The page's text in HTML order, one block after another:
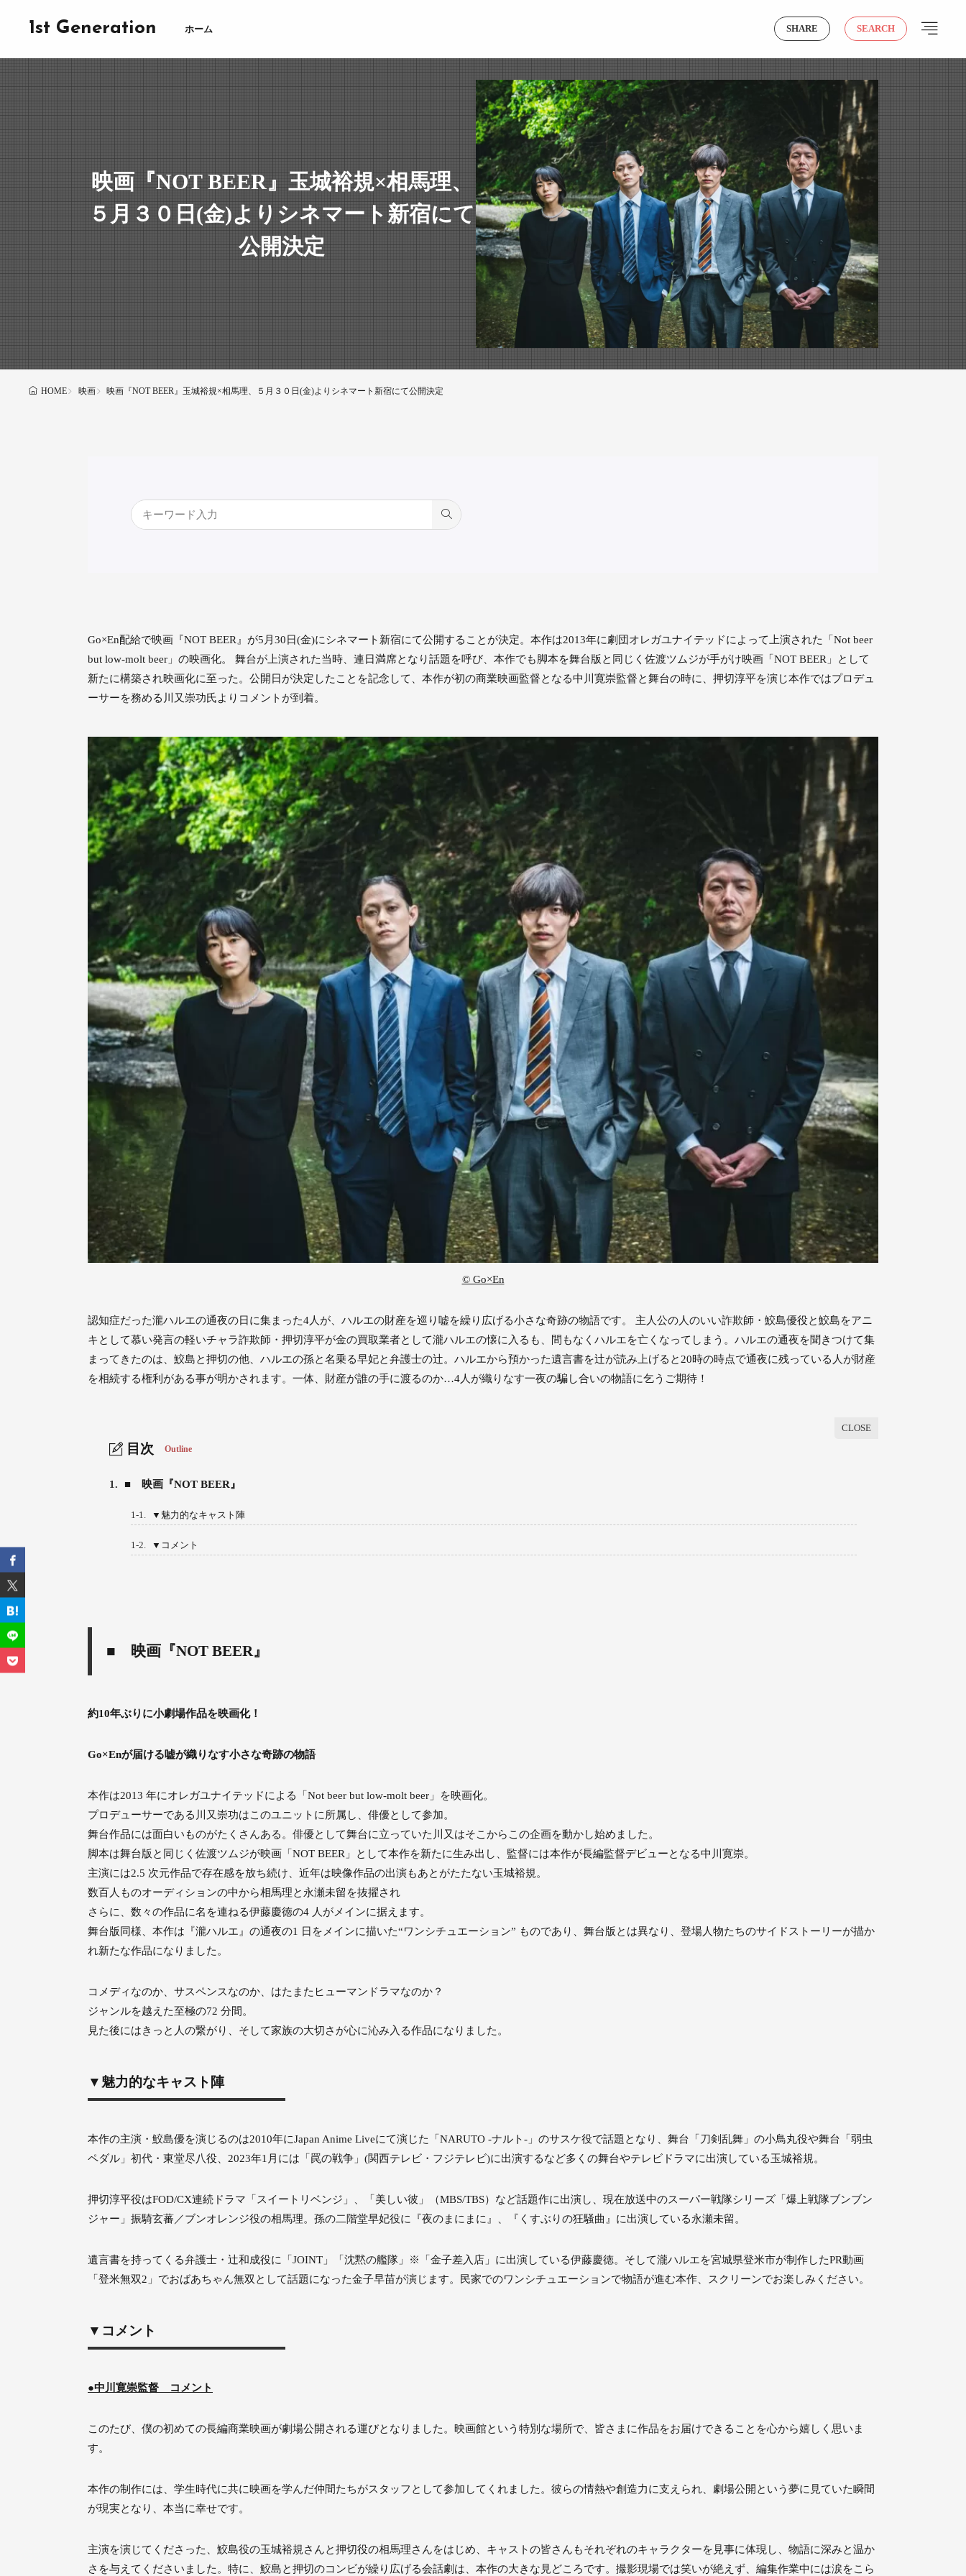
1st Generation ホーム SHARE SEARCH
映画『NOT BEER』玉城裕規×相馬理、
５月３０日(金)よりシネマート新宿にて
公開決定
HOME 映画 映画『NOT BEER』玉城裕規×相馬理、５月３０日(金)よりシネマート新宿にて公開決定
Go×En配給で映画『NOT BEER』が5月30日(金)にシネマート新宿にて公開することが決定。本作は2013年に劇団オレガユナイテッドによって上演された「Not beer
but low-molt beer」の映画化。 舞台が上演された当時、連日満席となり話題を呼び、本作でも脚本を舞台版と同じく佐渡ツムジが手がけ映画「NOT BEER」として
新たに構築され映画化に至った。公開日が決定したことを記念して、本作が初の商業映画監督となる中川寛崇監督と舞台の時に、押切淳平を演じ本作ではプロデュ
ーサーを務める川又崇功氏よりコメントが到着。
© Go×En
認知症だった瀧ハルエの通夜の日に集まった4人が、ハルエの財産を巡り嘘を繰り広げる小さな奇跡の物語です。 主人公の人のいい詐欺師・鮫島優役と鮫島をアニ
キとして慕い発言の軽いチャラ詐欺師・押切淳平が金の買取業者として瀧ハルエの懐に入るも、間もなくハルエを亡くなってしまう。ハルエの通夜を聞きつけて集
まってきたのは、鮫島と押切の他、ハルエの孫と名乗る早妃と弁護士の辻。ハルエから預かった遺言書を辻が読み上げると20時の時点で通夜に残っている人が財産
を相続する権利がある事が明かされます。一体、財産が誰の手に渡るのか…4人が織りなす一夜の騙し合いの物語に乞うご期待！
目次 Outline
1. ■ 映画『NOT BEER』
1-1. ▼魅力的なキャスト陣
1-2. ▼コメント
■ 映画『NOT BEER』
約10年ぶりに小劇場作品を映画化！
Go×Enが届ける嘘が織りなす小さな奇跡の物語
本作は2013 年にオレガユナイテッドによる「Not beer but low-molt beer」を映画化。
プロデューサーである川又崇功はこのユニットに所属し、俳優として参加。
舞台作品には面白いものがたくさんある。俳優として舞台に立っていた川又はそこからこの企画を動かし始めました。
脚本は舞台版と同じく佐渡ツムジが映画「NOT BEER」として本作を新たに生み出し、監督には本作が長編監督デビューとなる中川寛崇。
主演には2.5 次元作品で存在感を放ち続け、近年は映像作品の出演もあとがたたない玉城裕規。
数百人ものオーディションの中から相馬理と永瀬未留を抜擢され
さらに、数々の作品に名を連ねる伊藤慶徳の4 人がメインに据えます。
舞台版同様、本作は『瀧ハルエ』の通夜の1 日をメインに描いた“ワンシチュエーション” ものであり、舞台版とは異なり、登場人物たちのサイドストーリーが描か
れ新たな作品になりました。
コメディなのか、サスペンスなのか、はたまたヒューマンドラマなのか？
ジャンルを越えた至極の72 分間。
見た後にはきっと人の繋がり、そして家族の大切さが心に沁み入る作品になりました。
▼魅力的なキャスト陣
本作の主演・鮫島優を演じるのは2010年にJapan Anime Liveにて演じた「NARUTO -ナルト-」のサスケ役で話題となり、舞台「刀剣乱舞」の小鳥丸役や舞台「弱虫
ペダル」初代・東堂尽八役、2023年1月には「罠の戦争」(関西テレビ・フジテレビ)に出演するなど多くの舞台やテレビドラマに出演している玉城裕規。
押切淳平役はFOD/CX連続ドラマ「スイートリベンジ」、「美しい彼」（MBS/TBS）など話題作に出演し、現在放送中のスーパー戦隊シリーズ「爆上戦隊ブンブン
ジャー」振騎玄蕃／ブンオレンジ役の相馬理。孫の二階堂早妃役に『夜のまにまに』、『くすぶりの狂騒曲』に出演している永瀬未留。
遺言書を持ってくる弁護士・辻和成役に「JOINT」「沈黙の艦隊」※「金子差入店」に出演している伊藤慶徳。そして瀧ハルエを宮城県登米市が制作したPR動画
「登米無双2」でおばあちゃん無双として話題になった金子早苗が演じます。民家でのワンシチュエーションで物語が進む本作、スクリーンでお楽しみください。
▼コメント
●中川寛崇監督 コメント
このたび、僕の初めての長編商業映画が劇場公開される運びとなりました。映画館という特別な場所で、皆さまに作品をお届けできることを心から嬉しく思いま
す。
本作の制作には、学生時代に共に映画を学んだ仲間たちがスタッフとして参加してくれました。彼らの情熱や創造力に支えられ、劇場公開という夢に見ていた瞬間
が現実となり、本当に幸せです。
主演を演じてくださった、鮫島役の玉城裕規さんと押切役の相馬理さんをはじめ、キャストの皆さんもそれぞれのキャラクターを見事に体現し、物語に深みと温か
さを与えてくださいました。特に、鮫島と押切のコンビが繰り広げる会話劇は、本作の大きな見どころです。撮影現場では笑いが絶えず、編集作業中には涙をこら